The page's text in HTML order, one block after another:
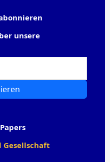
unsere
Gesellschaft